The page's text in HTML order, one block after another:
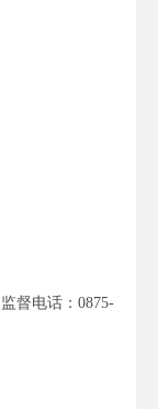
督电话： 0875-